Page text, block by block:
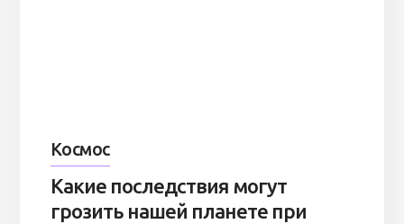
Космос
Какие последствия могут
грозить нашей планете при